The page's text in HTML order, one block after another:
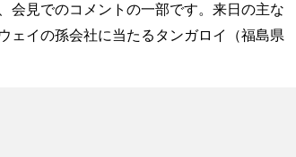
会見でのコメントの一部です。来日の主な
ェイの孫会社に当たるタンガロイ（福島県